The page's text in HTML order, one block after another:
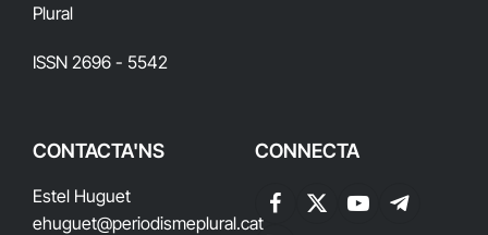
Plural
ISSN 2696 - 5542
CONTACTA'NS
Estel Huguet
ehuguet@periodismeplural.cat
CONNECTA
Facebook
X
YouTubeTelegram